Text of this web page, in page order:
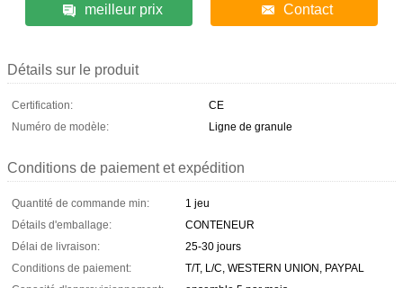
meilleur prix Contact
Détails sur le produit
Certification:
CE
Numéro de modèle:
Ligne de granule
Conditions de paiement et expédition
Quantité de commande min:
1 jeu
Détails d'emballage:
CONTENEUR
Délai de livraison:
25-30 jours
Conditions de paiement:
T/T, L/C, WESTERN UNION, PAYPAL